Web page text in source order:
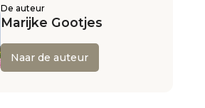
De auteur
Marijke Gootjes
Naar de auteur